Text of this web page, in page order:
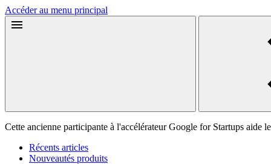
Accéder au menu principal
Cette ancienne participante à l'accélérateur Google for Startups aide
Récents articles
Nouveautés produits